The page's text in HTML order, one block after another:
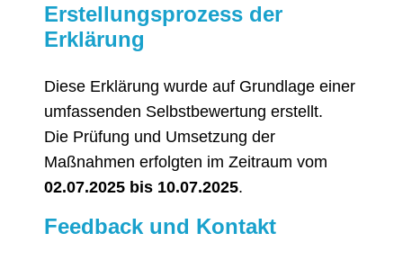
Erstellungsprozess der
Erklärung
Diese Erklärung wurde auf Grundlage einer
umfassenden Selbstbewertung erstellt.
Die Prüfung und Umsetzung der
Maßnahmen erfolgten im Zeitraum vom
02.07.2025 bis 10.07.2025.
Feedback und Kontakt